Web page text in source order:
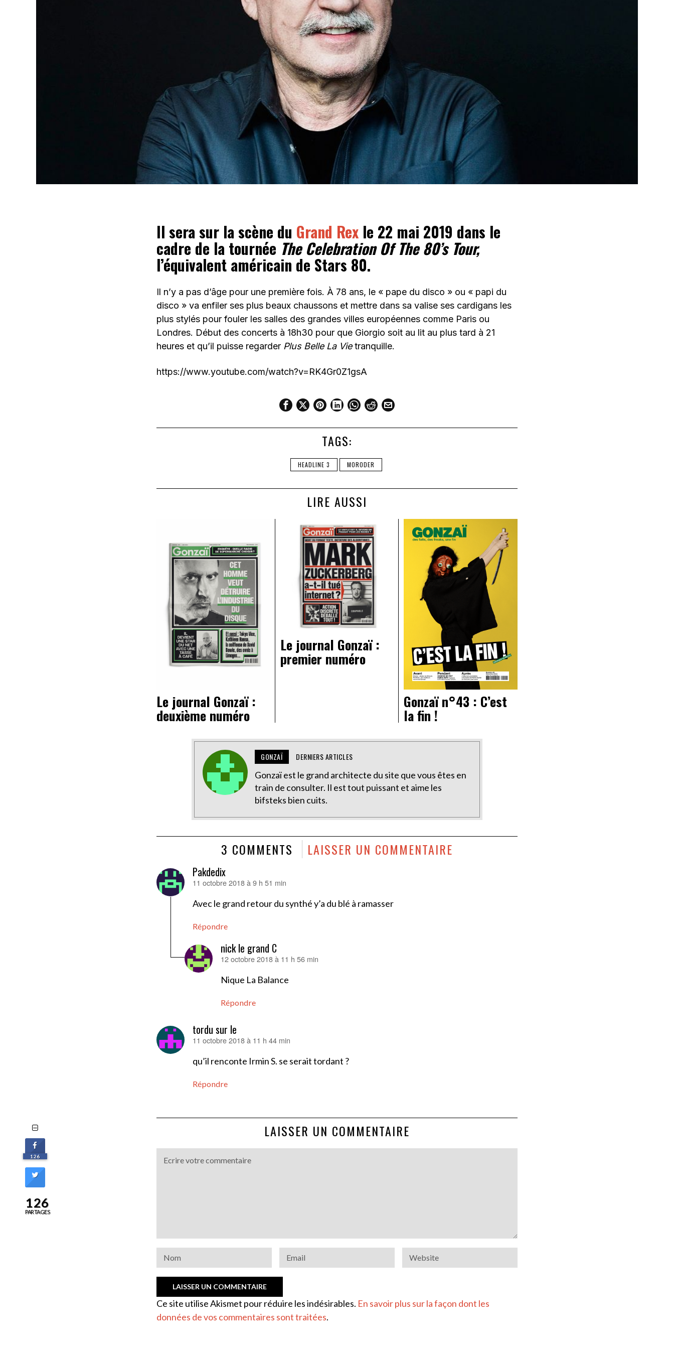
Il sera sur la scène du Grand Rex le 22 mai 2019 dans le
cadre de la tournée The Celebration Of The 80’s Tour,
l’équivalent américain de Stars 80.
Il n’y a pas d’âge pour une première fois. À 78 ans, le « pape du disco » ou « papi du
disco » va enfiler ses plus beaux chaussons et mettre dans sa valise ses cardigans les
plus stylés pour fouler les salles des grandes villes européennes comme Paris ou
Londres. Début des concerts à 18h30 pour que Giorgio soit au lit au plus tard à 21
heures et qu’il puisse regarder Plus Belle La Vietranquille.
https://www.youtube.com/watch?v=RK4Gr0Z1gsA
TAGS:
HEADLINE 3 MORODER
LIRE AUSSI
Le journal Gonzaï :
deuxième numéro
Le journal Gonzaï :
premier numéro
Gonzaï n°43 : C’est
la fin !
GONZAÏ DERNIERS ARTICLES
Gonzaï est le grand architecte du site que vous êtes en
train de consulter. Il est tout puissant et aime les
bifsteks bien cuits.
3 COMMENTS LAISSER UN COMMENTAIRE
Pakdedix
dit :
11 octobre 2018 à 9 h 51 min
Avec le grand retour du synthé y’a du blé à ramasser
Répondre
nick le grand C
dit :
12 octobre 2018 à 11 h 56 min
Nique La Balance
Répondre
tordu sur le
dit :
11 octobre 2018 à 11 h 44 min
qu’il renconte Irmin S. se serait tordant ?
Répondre
LAISSER UN COMMENTAIRE
Ce site utilise Akismet pour réduire les indésirables. En savoir plus sur la façon dont les
données de vos commentaires sont traitées.
126
126
PARTAGES